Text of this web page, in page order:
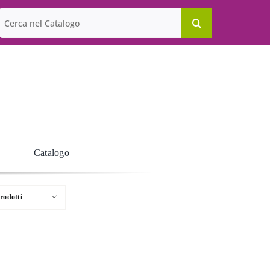
per:
Catalogo